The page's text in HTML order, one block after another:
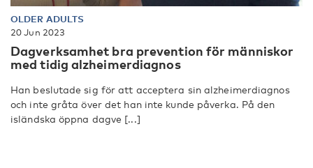
OLDER ADULTS
20 Jun 2023
Dagverksamhet bra prevention för människor
med tidig alzheimerdiagnos
Han beslutade sig för att acceptera sin alzheimerdiagnos
och inte gråta över det han inte kunde påverka. På den
isländska öppna dagve [...]